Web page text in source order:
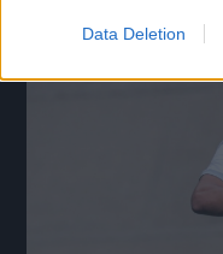
Data Deletion